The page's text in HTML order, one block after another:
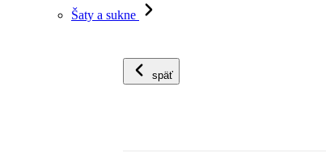
Šaty a sukne
späť